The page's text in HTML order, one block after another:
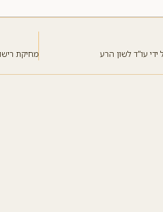
ידי עו"ד לשון הרע